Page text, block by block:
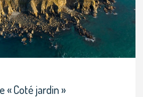
« Coté jardin »